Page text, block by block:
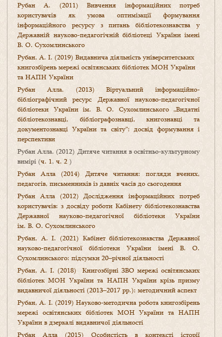
Рубан А. (2011) Вивчення інформаційних потреб
користувачів як умова оптимізації формування
інформаційного ресурсу з питань бібліотекознавства у
Державній науково-педагогічній бібліотеці України імені
В. О. Сухомлинського
Рубан, А. І. (2019) Видавнича діяльність університетських
книгозбірень мережі освітянських бібліотек МОН України
та НАПН України
Рубан Алла. (2013) Віртуальний інформаційно-
бібліографічний ресурс Державної науково-педагогічної
бібліотеки України ім. В. О. Сухомлинського „Видатні
бібліотекознавці, бібліографознавці, книгознавці та
документознавці України та світу”: досвід формування і
перспективи
Рубан Алла. (2012) Дитяче читання в освітньо-культурному
вимірі (ч. 1, ч. 2 )
Рубан Алла (2014) Дитяче читання: погляди вчених,
педагогів, письменників із давніх часів до сьогодення
Рубан Алла (2012) Дослідження інформаційних потреб
користувачів: з досвіду роботи Кабінету бібліотекознавства
Державної науково-педагогічної бібліотеки України
ім. В. О. Сухомлинського
Рубан, А. І. (2021) Кабінет бібліотекознавства Державної
науково-педагогічної бібліотеки України імені В. О.
Сухомлинського: підсумки 20–річної діяльності
Рубан, А. І. (2018) Книгозбірні ЗВО мережі освітянських
бібліотек МОН України та НАПН України крізь призму
видавничої діяльності (2013–2017 рр.): методичний аспект
Рубан, А. І. (2019) Науково-методична робота книгозбірень
мережі освітянських бібліотек МОН України та НАПН
України в дзеркалі видавничої діяльності
Рубан Алла (2015) Особистість в контексті історії